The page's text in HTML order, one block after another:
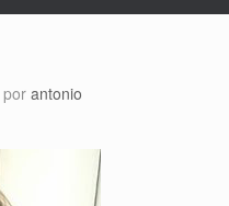
por antonio